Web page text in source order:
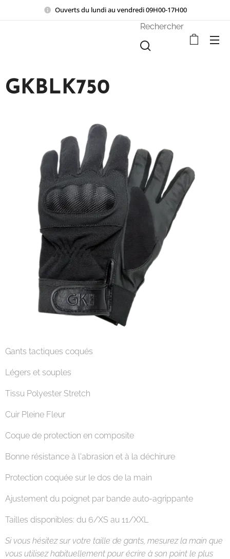
Ouverts du lundi au vendredi 09H00-17H00
Rechercher
GKBLK750
Gants tactiques coqués
Légers et souples
Tissu Polyester Stretch
Cuir Pleine Fleur
Coque de protection en composite
Bonne résistance à l'abrasion et à la déchirure
Protection coquée sur le dos de la main
Ajustement du poignet par bande auto-agrippante
Tailles disponibles: du 6/XS au 11/XXL
Si vous hésitez sur votre taille de gants, mesurez la main que
vous utilisez habituellement pour écrire à son point le plus